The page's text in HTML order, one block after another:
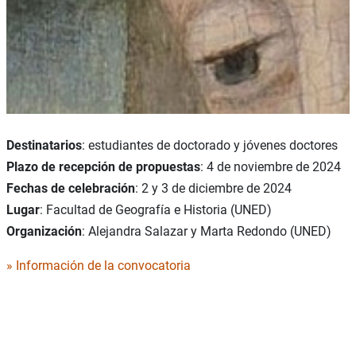
Destinatarios: estudiantes de doctorado y jóvenes doctores
Plazo de recepción de propuestas: 4 de noviembre de 2024
Fechas de celebración: 2 y 3 de diciembre de 2024
Lugar: Facultad de Geografía e Historia (UNED)
Organización: Alejandra Salazar y Marta Redondo (UNED)
» Información de la convocatoria